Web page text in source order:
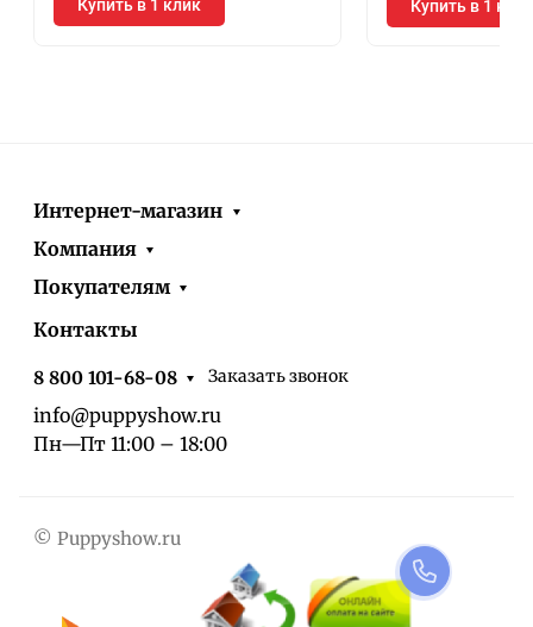
Купить в 1 клик Купить в 1 клик
Интернет-магазин
Компания
Покупателям
Контакты
8 800 101-68-08 Заказать звонок
info@puppyshow.ru
Пн—Пт 11:00 – 18:00
© Puppyshow.ru